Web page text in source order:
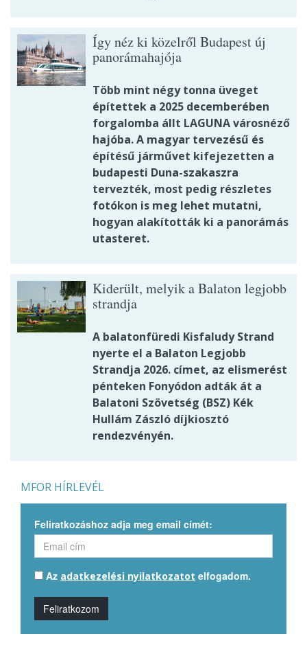
Így néz ki közelről Budapest új
panorámahajója
Több mint négy tonna üveget
építettek a 2025 decemberében
forgalomba állt LAGUNA városnéző
hajóba. A magyar tervezésű és
építésű járművet kifejezetten a
budapesti Duna-szakaszra
tervezték, most pedig részletes
fotókon is meg lehet mutatni,
hogyan alakították ki a panorámás
utasteret.
Kiderült, melyik a Balaton legjobb
strandja
A balatonfüredi Kisfaludy Strand
nyerte el a Balaton Legjobb
Strandja 2026. címet, az elismerést
pénteken Fonyódon adták át a
Balatoni Szövetség (BSZ) Kék
Hullám Zászló díjkiosztó
rendezvényén.
MFOR HÍRLEVÉL
Feliratkozáshoz adja meg email címét:
Az adatkezelési nyilatkozatot elfogadom.
Feliratkozom